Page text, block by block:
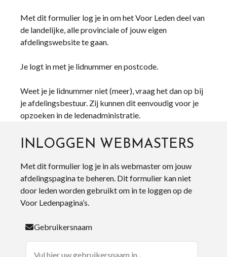
Met dit formulier log je in om het Voor Leden deel van
de landelijke, alle provinciale of jouw eigen
afdelingswebsite te gaan.
Je logt in met je lidnummer en postcode.
Weet je je lidnummer niet (meer), vraag het dan op bij
je afdelingsbestuur. Zij kunnen dit eenvoudig voor je
opzoeken in de ledenadministratie.
INLOGGEN WEBMASTERS
Met dit formulier log je in als webmaster om jouw
afdelingspagina te beheren. Dit formulier kan niet
door leden worden gebruikt om in te loggen op de
Voor Ledenpagina’s.
Gebruikersnaam